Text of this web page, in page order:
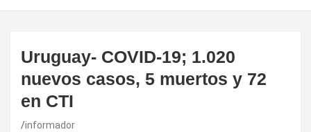
Uruguay- COVID-19; 1.020
nuevos casos, 5 muertos y 72
en CTI
informador